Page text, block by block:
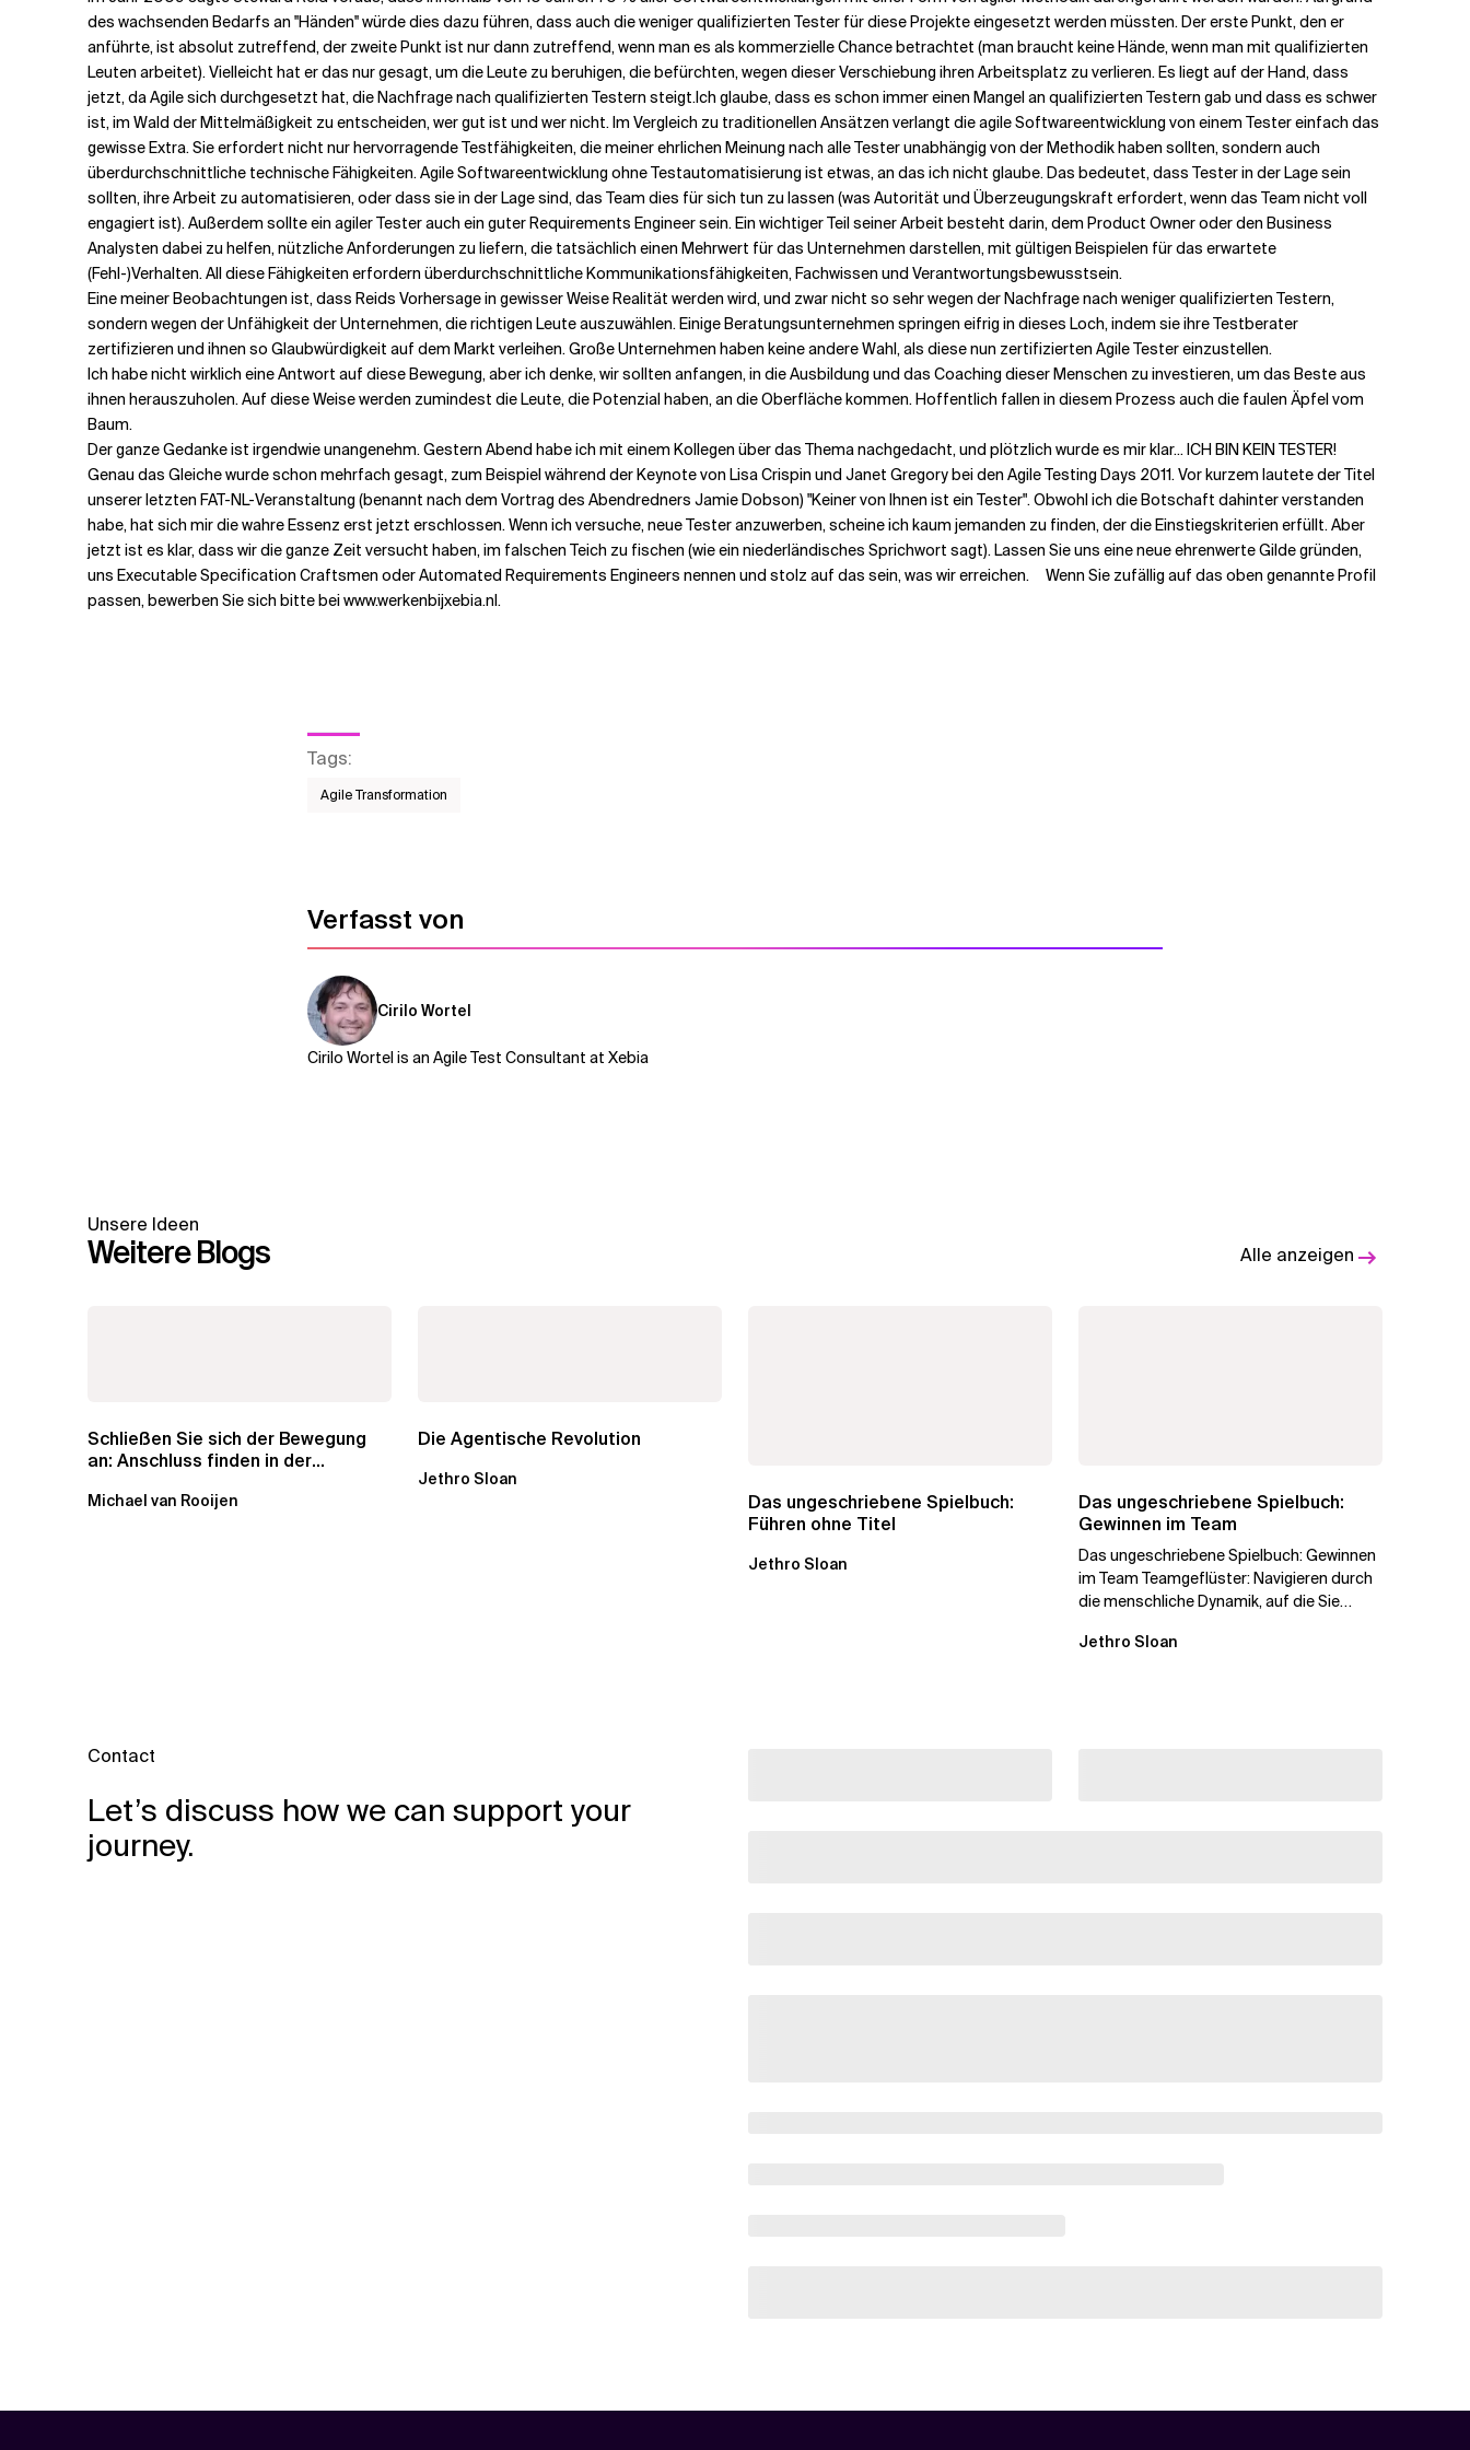
Verwandte Themen
des wachsenden Bedarfs an ''Händen'' würde dies dazu führen, dass auch die weniger qualifizierten Tester für diese Projekte eingesetzt werden müssten. Der erste Punkt, den er
anführte, ist absolut zutreffend, der zweite Punkt ist nur dann zutreffend, wenn man es als kommerzielle Chance betrachtet (man braucht keine Hände, wenn man mit qualifizierten
Leuten arbeitet). Vielleicht hat er das nur gesagt, um die Leute zu beruhigen, die befürchten, wegen dieser Verschiebung ihren Arbeitsplatz zu verlieren. Es liegt auf der Hand, dass
jetzt, da Agile sich durchgesetzt hat, die Nachfrage nach qualifizierten Testern steigt.Ich glaube, dass es schon immer einen Mangel an qualifizierten Testern gab und dass es schwer
ist, im Wald der Mittelmäßigkeit zu entscheiden, wer gut ist und wer nicht. Im Vergleich zu traditionellen Ansätzen verlangt die agile Softwareentwicklung von einem Tester einfach das
gewisse Extra. Sie erfordert nicht nur hervorragende Testfähigkeiten, die meiner ehrlichen Meinung nach alle Tester unabhängig von der Methodik haben sollten, sondern auch
überdurchschnittliche technische Fähigkeiten. Agile Softwareentwicklung ohne Testautomatisierung ist etwas, an das ich nicht glaube. Das bedeutet, dass Tester in der Lage sein
sollten, ihre Arbeit zu automatisieren, oder dass sie in der Lage sind, das Team dies für sich tun zu lassen (was Autorität und Überzeugungskraft erfordert, wenn das Team nicht voll
engagiert ist). Außerdem sollte ein agiler Tester auch ein guter Requirements Engineer sein. Ein wichtiger Teil seiner Arbeit besteht darin, dem Product Owner oder den Business
Analysten dabei zu helfen, nützliche Anforderungen zu liefern, die tatsächlich einen Mehrwert für das Unternehmen darstellen, mit gültigen Beispielen für das erwartete
(Fehl-)Verhalten. All diese Fähigkeiten erfordern überdurchschnittliche Kommunikationsfähigkeiten, Fachwissen und Verantwortungsbewusstsein.
Eine meiner Beobachtungen ist, dass Reids Vorhersage in gewisser Weise Realität werden wird, und zwar nicht so sehr wegen der Nachfrage nach weniger qualifizierten Testern,
sondern wegen der Unfähigkeit der Unternehmen, die richtigen Leute auszuwählen. Einige Beratungsunternehmen springen eifrig in dieses Loch, indem sie ihre Testberater
zertifizieren und ihnen so Glaubwürdigkeit auf dem Markt verleihen. Große Unternehmen haben keine andere Wahl, als diese nun zertifizierten Agile Tester einzustellen.
Ich habe nicht wirklich eine Antwort auf diese Bewegung, aber ich denke, wir sollten anfangen, in die Ausbildung und das Coaching dieser Menschen zu investieren, um das Beste aus
ihnen herauszuholen. Auf diese Weise werden zumindest die Leute, die Potenzial haben, an die Oberfläche kommen. Hoffentlich fallen in diesem Prozess auch die faulen Äpfel vom
Baum.
Der ganze Gedanke ist irgendwie unangenehm. Gestern Abend habe ich mit einem Kollegen über das Thema nachgedacht, und plötzlich wurde es mir klar... ICH BIN KEIN TESTER!
Genau das Gleiche wurde schon mehrfach gesagt, zum Beispiel während der Keynote von Lisa Crispin und Janet Gregory bei den Agile Testing Days 2011. Vor kurzem lautete der Titel
unserer letzten FAT-NL-Veranstaltung (benannt nach dem Vortrag des Abendredners Jamie Dobson) "Keiner von Ihnen ist ein Tester". Obwohl ich die Botschaft dahinter verstanden
habe, hat sich mir die wahre Essenz erst jetzt erschlossen. Wenn ich versuche, neue Tester anzuwerben, scheine ich kaum jemanden zu finden, der die Einstiegskriterien erfüllt. Aber
jetzt ist es klar, dass wir die ganze Zeit versucht haben, im falschen Teich zu fischen (wie ein niederländisches Sprichwort sagt). Lassen Sie uns eine neue ehrenwerte Gilde gründen,
uns Executable Specification Craftsmen oder Automated Requirements Engineers nennen und stolz auf das sein, was wir erreichen. Wenn Sie zufällig auf das oben genannte Profil
passen, bewerben Sie sich bitte bei www.werkenbijxebia.nl.
Tags:
Agile Transformation
Verfasst von
Cirilo Wortel
Cirilo Wortel is an Agile Test Consultant at Xebia
Unsere Ideen
Weitere Blogs Alle anzeigen
Schließen Sie sich der Bewegung
an: Anschluss finden in der
Michael van Rooijen
Die Agentische Revolution
Jethro Sloan
Das ungeschriebene Spielbuch:
Führen ohne Titel
Jethro Sloan
Das ungeschriebene Spielbuch:
Gewinnen im Team
Das ungeschriebene Spielbuch: Gewinnen
im Team Teamgeflüster: Navigieren durch
die menschliche Dynamik, auf die Sie
Jethro Sloan
Contact
Let’s discuss how we can support your
journey.